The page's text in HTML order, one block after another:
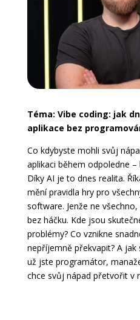
Téma: Vibe coding: jak
aplikace bez
Co kdybyste mohli svůj
aplikaci během odpoledne
Díky AI je to dnes realita.
mění pravidla hry pro
software. Jenže ne
bez háčku. Kde jsou
problémy? Co vznikne
nepříjemně překvapit? A
už jste programátor,
chce svůj nápad přetvořit v